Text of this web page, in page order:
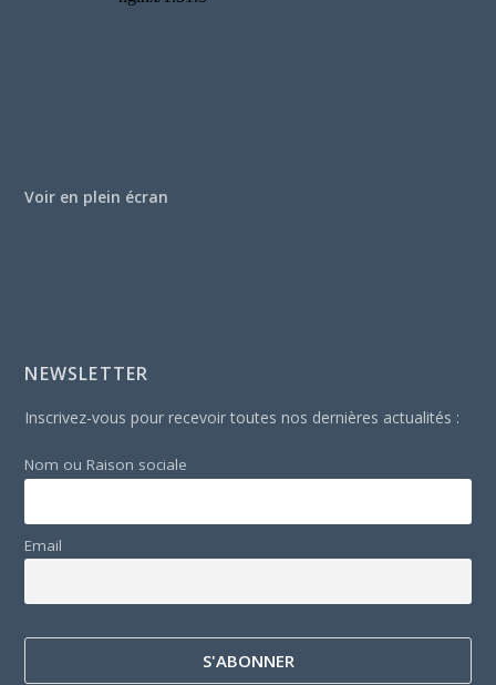
Voir en plein écran
NEWSLETTER
Inscrivez-vous pour recevoir toutes nos dernières actualités :
Nom ou Raison sociale
Email